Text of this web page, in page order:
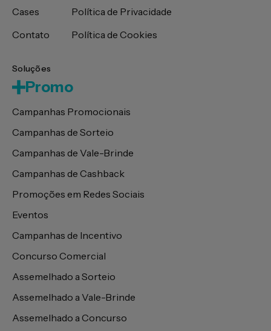
Cases
Contato
Política de Privacidade
Política de Cookies
Soluções
Promo
Campanhas Promocionais
Campanhas de Sorteio
Campanhas de Vale-Brinde
Campanhas de Cashback
Promoções em Redes Sociais
Eventos
Campanhas de Incentivo
Concurso Comercial
Assemelhado a Sorteio
Assemelhado a Vale-Brinde
Assemelhado a Concurso